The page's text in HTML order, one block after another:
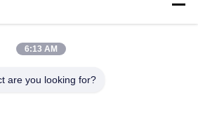
Provinz
6:13 AM
are you looking for?